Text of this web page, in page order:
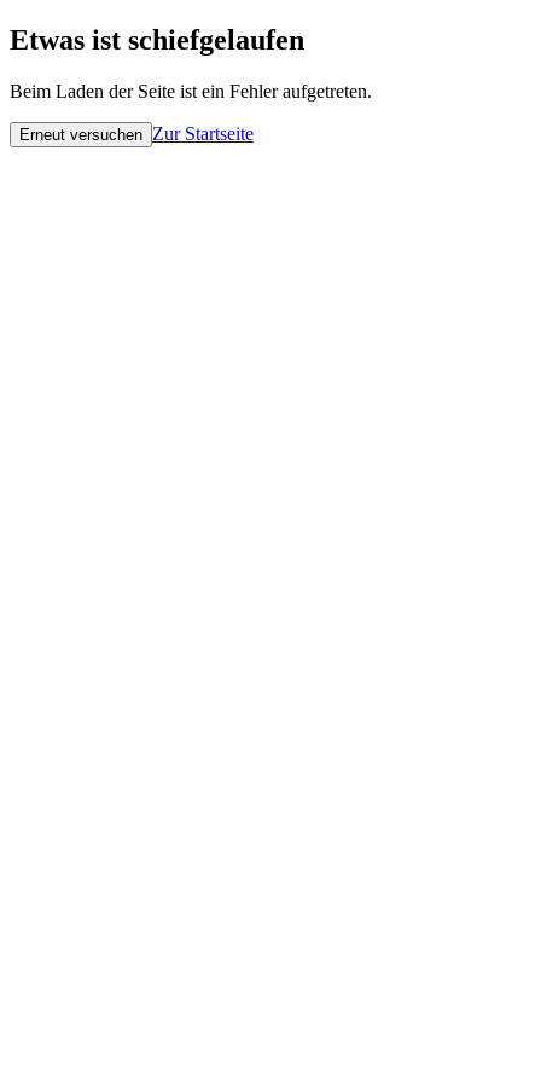
Etwas ist schiefgelaufen
Beim Laden der Seite ist ein Fehler aufgetreten.
Erneut versuchen Zur Startseite